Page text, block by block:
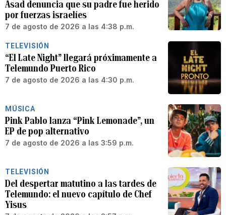
Asad denuncia que su padre fue herido
por fuerzas israelíes
7 de agosto de 2026 a las 4:38 p.m.
TELEVISIÓN
“El Late Night” llegará próximamente a
Telemundo Puerto Rico
7 de agosto de 2026 a las 4:30 p.m.
MÚSICA
Pink Pablo lanza “Pink Lemonade”, un
EP de pop alternativo
7 de agosto de 2026 a las 3:59 p.m.
TELEVISIÓN
Del despertar matutino a las tardes de
Telemundo: el nuevo capítulo de Chef
Yisus